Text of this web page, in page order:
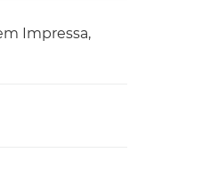
Impressa,